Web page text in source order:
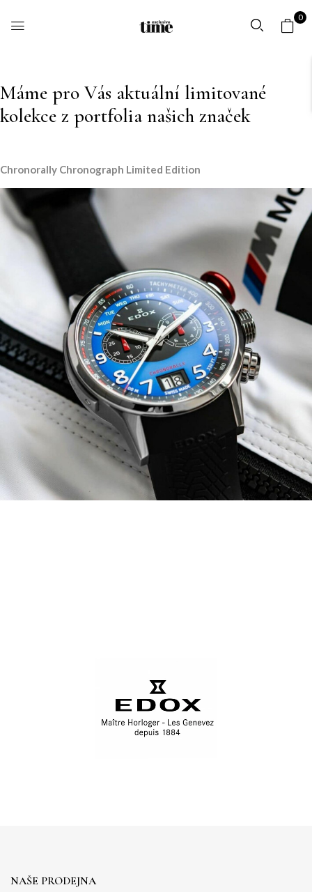
0
Máme pro Vás aktuální limitované
kolekce z portfolia našich značek
Chronorally Chronograph Limited Edition
NAŠE PRODEJNA